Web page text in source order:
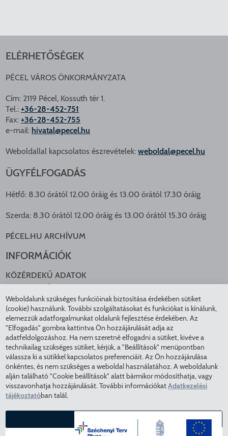
ELÉRHETŐSÉGEK
PÉCEL VÁROS ÖNKORMÁNYZATA
Cím: 2119 Pécel, Kossuth tér 1.
Tel.:+36-28-452-751
Fax:+36-28-452-755
e-mail: hivatal@pecel.hu
Weboldallal kapcsolatos észrevételek:weboldal@pecel.hu
ÜGYFÉLFOGADÁS
Hétfő: 8.30 órától 12.00 óráig és 13.00 órától 17.30 óráig
Szerda: 8.30 órától 12.00 óráig és 13.00 órától 15.30 óráig
PÉCEL.HU ARCHÍVUM
INFORMÁCIÓK
KÖZÉRDEKŰ ADATOK
KÖZLEKEDÉS
ADATKEZELÉS
ÁTLÁTHATÓ ÖNKORMÁNYZAT
COOKIE BEÁLLÍTÁSOK
INTÉZMÉNYEK
EGÉSZSÉGÜGY
KÖZMŰSZOLGÁLTATÓK
RENDVÉDELEM
VÁROSÜZEMELTETÉS
COPYRIGHT © 2025 - Pécel Város Önkormányzata - Minden
Weboldalunk szükséges funkcióinak biztosítása érdekében sütiket
(cookie) használunk. További szolgáltatásokat és funkciókat is kínálunk,
elemezzük adatforgalmunkat oldalunk fejlesztése érdekében. Az
"Elfogadás" gombra kattintva Ön hozzájárulását adja az
adatfeldolgozáshoz. Ha nem szeretné elfogadni a sütiket, kivéve a
technikailag szükséges sütiket, kérjük, a "Beállítások" menüpontban
válassza ki a sütikkel kapcsolatos preferenciáit. Az Ön hozzájárulása
önkéntes, és nem szükséges a weboldal használatához. A weboldalunk
alján található "Cookie beállítások" alatt bármikor módosíthatja, vagy
visszavonhatja hozzájárulását. További információkatAdatkezelési
tájékoztatóban talál.